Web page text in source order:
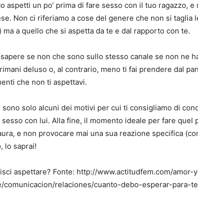
aspetti un po’ prima di fare sesso con il tuo ragazzo,
Non ci riferiamo a cose del genere che non si taglia
ma a quello che si aspetta da te e dal rapporto con te.
se non che sono sullo stesso canale se non ne
deluso o, al contrario, meno ti fai prendere dal
che non ti aspettavi.
sono solo alcuni dei motivi per cui ti consigliamo di
con lui. Alla fine, il momento ideale per fare quel
e non provocare mai una sua reazione specifica
lo saprai!
aspettare? Fonte: http://www.actitudfem.com/amor-
comunicacion/relaciones/cuanto-debo-esperar-para-